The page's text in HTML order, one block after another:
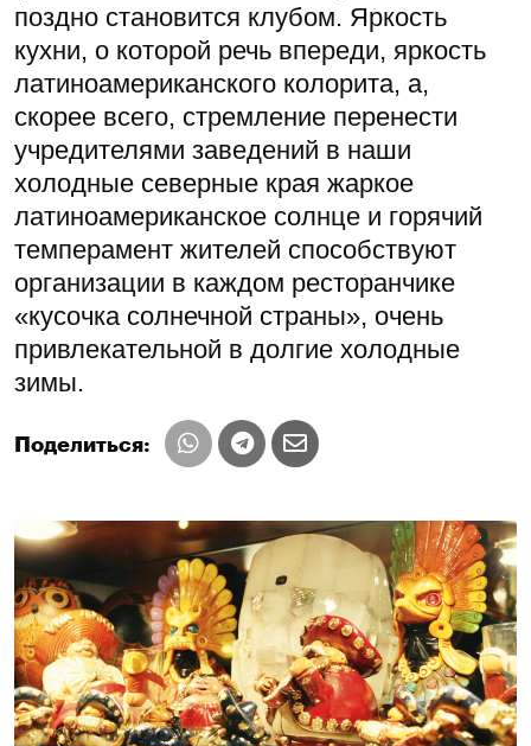
поздно становится клубом. Яркость
кухни, о которой речь впереди, яркость
латиноамериканского колорита, а,
скорее всего, стремление перенести
учредителями заведений в наши
холодные северные края жаркое
латиноамериканское солнце и горячий
темперамент жителей способствуют
организации в каждом ресторанчике
«кусочка солнечной страны», очень
привлекательной в долгие холодные
зимы.
Поделиться: